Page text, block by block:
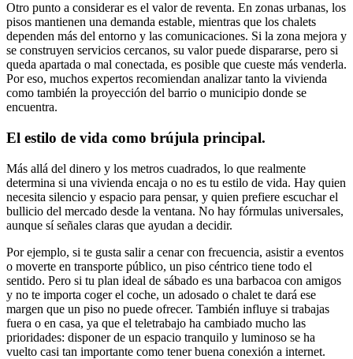
Otro punto a considerar es el valor de reventa. En zonas urbanas, los
pisos mantienen una demanda estable, mientras que los chalets
dependen más del entorno y las comunicaciones. Si la zona mejora y
se construyen servicios cercanos, su valor puede dispararse, pero si
queda apartada o mal conectada, es posible que cueste más venderla.
Por eso, muchos expertos recomiendan analizar tanto la vivienda
como también la proyección del barrio o municipio donde se
encuentra.
El estilo de vida como brújula principal.
Más allá del dinero y los metros cuadrados, lo que realmente
determina si una vivienda encaja o no es tu estilo de vida. Hay quien
necesita silencio y espacio para pensar, y quien prefiere escuchar el
bullicio del mercado desde la ventana. No hay fórmulas universales,
aunque sí señales claras que ayudan a decidir.
Por ejemplo, si te gusta salir a cenar con frecuencia, asistir a eventos
o moverte en transporte público, un piso céntrico tiene todo el
sentido. Pero si tu plan ideal de sábado es una barbacoa con amigos
y no te importa coger el coche, un adosado o chalet te dará ese
margen que un piso no puede ofrecer. También influye si trabajas
fuera o en casa, ya que el teletrabajo ha cambiado mucho las
prioridades: disponer de un espacio tranquilo y luminoso se ha
vuelto casi tan importante como tener buena conexión a internet.